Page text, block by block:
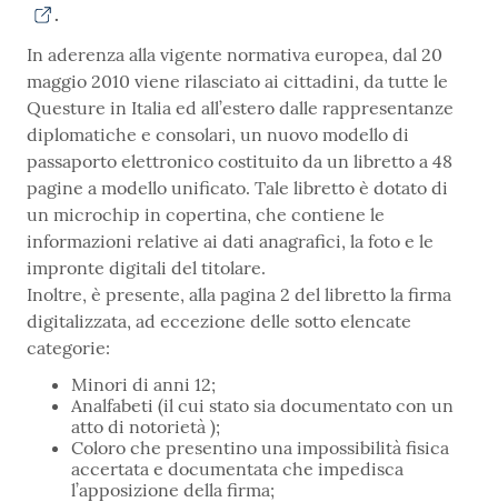
.
In aderenza alla vigente normativa europea, dal 20
maggio 2010 viene rilasciato ai cittadini, da tutte le
Questure in Italia ed all’estero dalle rappresentanze
diplomatiche e consolari, un nuovo modello di
passaporto elettronico costituito da un libretto a 48
pagine a modello unificato. Tale libretto è dotato di
un microchip in copertina, che contiene le
informazioni relative ai dati anagrafici, la foto e le
impronte digitali del titolare.
Inoltre, è presente, alla pagina 2 del libretto la firma
digitalizzata, ad eccezione delle sotto elencate
categorie:
Minori di anni 12;
Analfabeti (il cui stato sia documentato con un
atto di notorietà );
Coloro che presentino una impossibilità fisica
accertata e documentata che impedisca
l’apposizione della firma;